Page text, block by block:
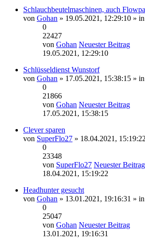
Schlauchbeutelmaschinen, auch
von Gohan » 19.05.2021, 12:29:10 » in
0
22427
von Gohan Neuester Beitrag
19.05.2021, 12:29:10
Schlüsseldienst Wunstorf
von Gohan » 17.05.2021, 15:38:15 » in
0
21866
von Gohan Neuester Beitrag
17.05.2021, 15:38:15
Clever sparen
von SuperFlo27 » 18.04.2021,
0
23348
von SuperFlo27 Neuester Beitrag
18.04.2021, 15:19:22
Headhunter gesucht
von Gohan » 13.01.2021, 19:16:31 » in
0
25047
von Gohan Neuester Beitrag
13.01.2021, 19:16:31